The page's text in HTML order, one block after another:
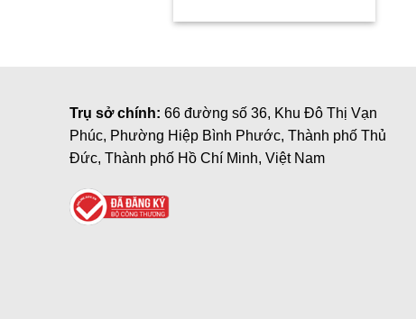
Trụ sở chính: 66 đường số 36, Khu Đô Thị Vạn
Phúc, Phường Hiệp Bình Phước, Thành phố Thủ
Đức, Thành phố Hồ Chí Minh, Việt Nam